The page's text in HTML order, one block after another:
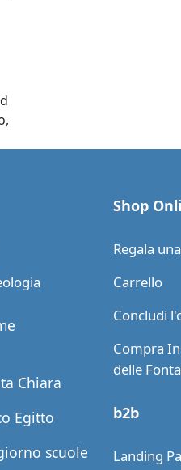
Chiara
Egitto
scuole
Shop
Regala
Carrello
Concludi
Compra
delle
b2b
Landing